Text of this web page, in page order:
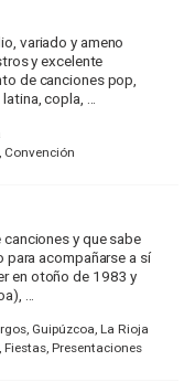
variado y ameno
y excelente
de canciones pop,
copla, ...
y que sabe
para acompañarse a sí
en otoño de 1983 y
...
Guipúzcoa, La Rioja
Presentaciones